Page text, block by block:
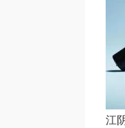
江